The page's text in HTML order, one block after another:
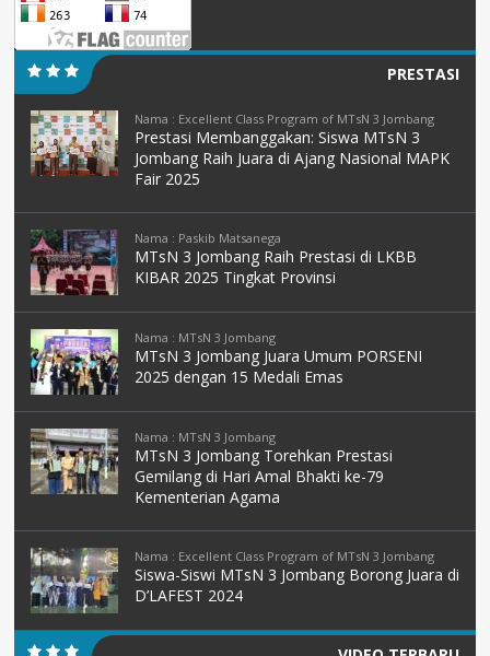
PRESTASI
Nama : Excellent Class Program of MTsN 3 Jombang
Prestasi Membanggakan: Siswa MTsN 3
Jombang Raih Juara di Ajang Nasional MAPK
Fair 2025
Nama : Paskib Matsanega
MTsN 3 Jombang Raih Prestasi di LKBB
KIBAR 2025 Tingkat Provinsi
Nama : MTsN 3 Jombang
MTsN 3 Jombang Juara Umum PORSENI
2025 dengan 15 Medali Emas
Nama : MTsN 3 Jombang
MTsN 3 Jombang Torehkan Prestasi
Gemilang di Hari Amal Bhakti ke-79
Kementerian Agama
Nama : Excellent Class Program of MTsN 3 Jombang
Siswa-Siswi MTsN 3 Jombang Borong Juara di
D’LAFEST 2024